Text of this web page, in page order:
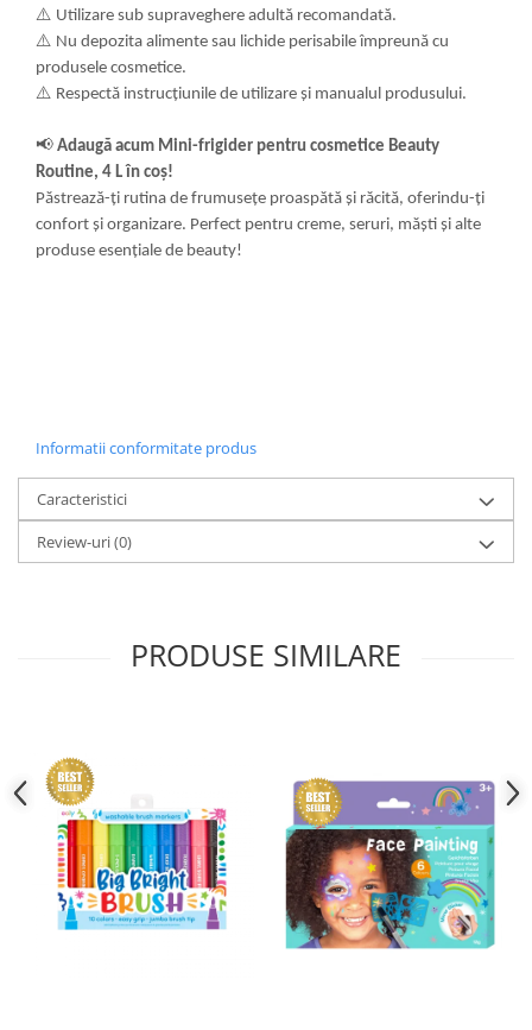
⚠️ Utilizare sub supraveghere adultă recomandată.
⚠️ Nu depozita alimente sau lichide perisabile împreună cu
produsele cosmetice.
⚠️ Respectă instrucțiunile de utilizare și manualul produsului.
📢 Adaugă acum Mini-frigider pentru cosmetice Beauty
Routine, 4 L în coș!
Păstrează-ți rutina de frumusețe proaspătă și răcită, oferindu-ți
confort și organizare. Perfect pentru creme, seruri, măști și alte
produse esențiale de beauty!
Informatii conformitate produs
Caracteristici
Review-uri(0)
PRODUSE SIMILARE